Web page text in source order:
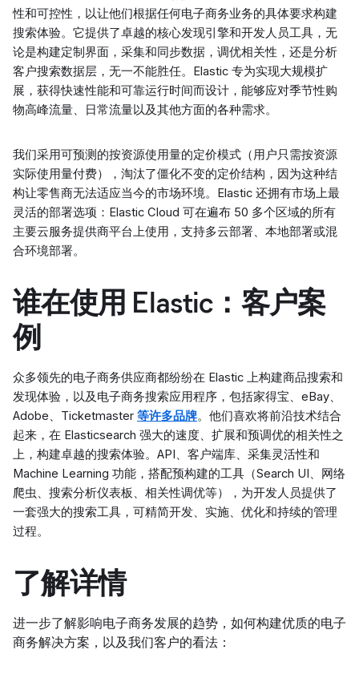
性和可控性，以让他们根据任何电子商务业务的具体要求构建
搜索体验。它提供了卓越的核心发现引擎和开发人员工具，无
论是构建定制界面，采集和同步数据，调优相关性，还是分析
客户搜索数据层，无一不能胜任。Elastic 专为实现大规模扩
展，获得快速性能和可靠运行时间而设计，能够应对季节性购
物高峰流量、日常流量以及其他方面的各种需求。
我们采用可预测的按资源使用量的定价模式（用户只需按资源
实际使用量付费），淘汰了僵化不变的定价结构，因为这种结
构让零售商无法适应当今的市场环境。Elastic 还拥有市场上最
灵活的部署选项：Elastic Cloud 可在遍布 50 多个区域的所有
主要云服务提供商平台上使用，支持多云部署、本地部署或混
合环境部署。
谁在使用 Elastic：客户案
例
众多领先的电子商务供应商都纷纷在 Elastic 上构建商品搜索和
发现体验，以及电子商务搜索应用程序，包括家得宝、eBay、
Adobe、Ticketmaster 等许多品牌。他们喜欢将前沿技术结合
起来，在 Elasticsearch 强大的速度、扩展和预调优的相关性之
上，构建卓越的搜索体验。API、客户端库、采集灵活性和
Machine Learning 功能，搭配预构建的工具（Search UI、网络
爬虫、搜索分析仪表板、相关性调优等），为开发人员提供了
一套强大的搜索工具，可精简开发、实施、优化和持续的管理
过程。
了解详情
进一步了解影响电子商务发展的趋势，如何构建优质的电子
商务解决方案，以及我们客户的看法：